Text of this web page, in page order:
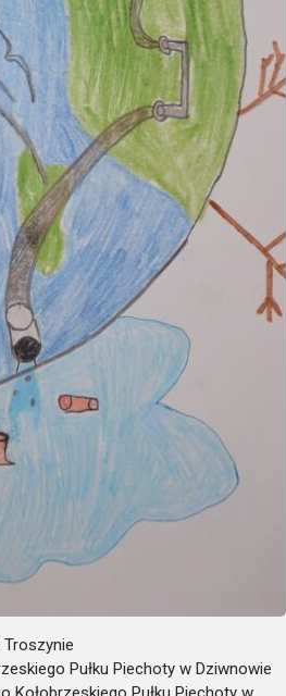
Pułku Piechoty w Dziwnowie